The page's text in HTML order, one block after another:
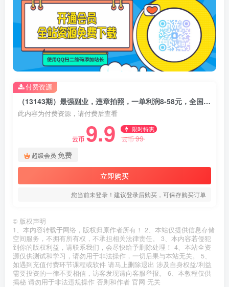
（13143期）最强副业，违章拍照，一单利润8-58元，全国大小城市都可做
此内容为付费资源，请付费后查看
云币 9.9 限时特惠
云币99
超级会员 免费
立即购买
您当前未登录！建议登录后购买，可保存购买订单
付费资源
© 版权声明
1、本内容转载于网络，版权归原作者所有！ 2、本站仅提供信息存储
空间服务，不拥有所有权，不承担相关法律责任。 3、本内容若侵犯
到你的版权利益，请联系我们，会尽快给予删除处理！ 4、本站全资
源仅供测试和学习，请勿用于非法操作，一切后果与本站无关。 5、
如遇到充值付费环节课程或软件 请马上删除退出 涉及自身权益/利益
需要投资的一律不要相信，访客发现请向客服举报。 6、本教程仅供
揭秘 请勿用于非法违规操作 否则和作者 官网 无关